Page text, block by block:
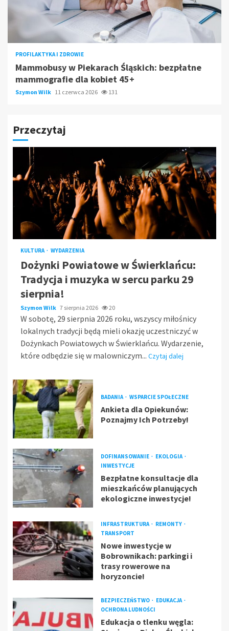
PROFILAKTYKA I ZDROWIE
Mammobusy w Piekarach Śląskich: bezpłatne
mammografie dla kobiet 45+
Szymon Wilk 11 czerwca 2026 131
Przeczytaj
KULTURA WYDARZENIA
Dożynki Powiatowe w Świerklańcu:
Tradycja i muzyka w sercu parku 29
sierpnia!
Szymon Wilk 7 sierpnia 2026 20
W sobotę, 29 sierpnia 2026 roku, wszyscy miłośnicy
lokalnych tradycji będą mieli okazję uczestniczyć w
Dożynkach Powiatowych w Świerklańcu. Wydarzenie,
które odbędzie się w malowniczym... Czytaj dalej
BADANIA WSPARCIE SPOŁECZNE
Ankieta dla Opiekunów:
Poznajmy Ich Potrzeby!
DOFINANSOWANIE
EKOLOGIA
INWESTYCJE
Bezpłatne konsultacje dla
mieszkańców planujących
ekologiczne inwestycje!
INFRASTRUKTURA
REMONTY
TRANSPORT
Nowe inwestycje w
Bobrownikach: parkingi i
trasy rowerowe na
horyzoncie!
BEZPIECZEŃSTWO
EDUKACJA
OCHRONA LUDNOŚCI
Edukacja o tlenku węgla: